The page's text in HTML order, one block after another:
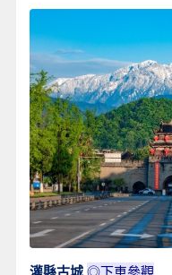
灌縣古城 ◎下車參觀